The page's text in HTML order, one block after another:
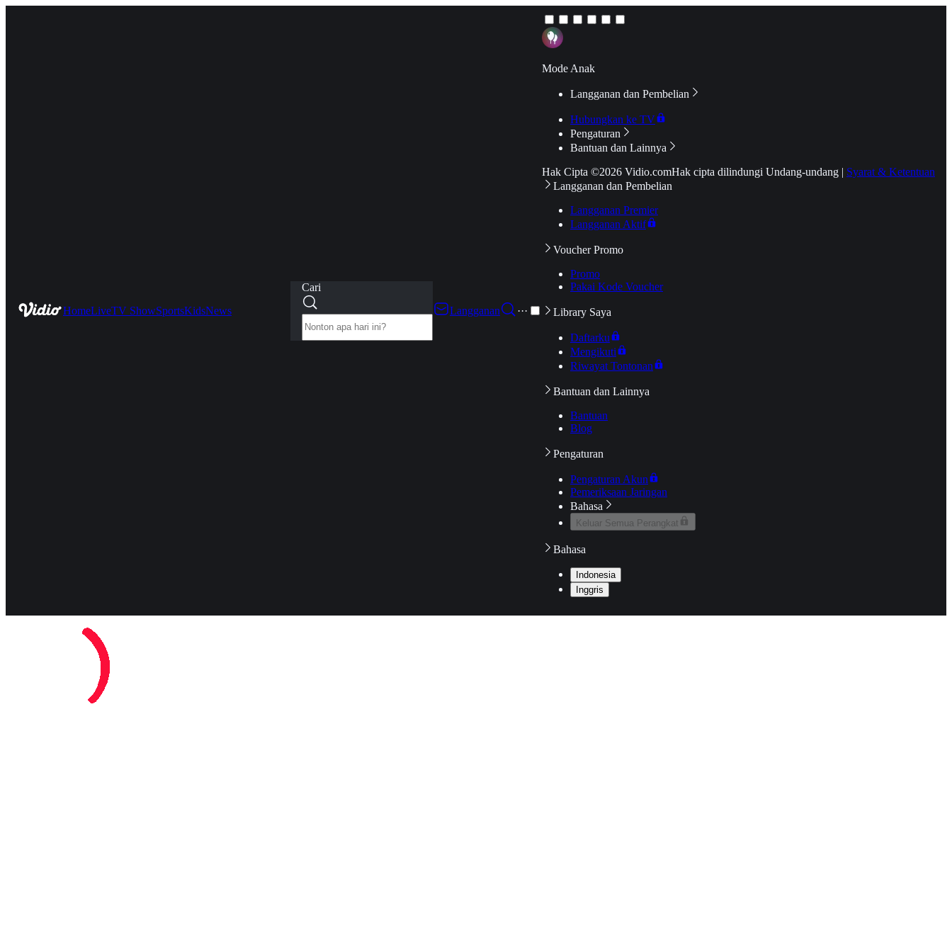
HomeLiveTV ShowSportsKidsNews
Cari
Langganan
···
Mode Anak
Langganan dan Pembelian
Hubungkan ke TV
Pengaturan
Bantuan dan Lainnya
Hak Cipta ©2026 Vidio.comHak cipta dilindungi Undang-undang | Syarat & Ketentuan
Langganan dan Pembelian
Langganan Premier
Langganan Aktif
Voucher Promo
Promo
Pakai Kode Voucher
Library Saya
Daftarku
Mengikuti
Riwayat Tontonan
Bantuan dan Lainnya
Bantuan
Blog
Pengaturan
Pengaturan Akun
Pemeriksaan Jaringan
Bahasa
Keluar Semua Perangkat
Bahasa
Indonesia
Inggris